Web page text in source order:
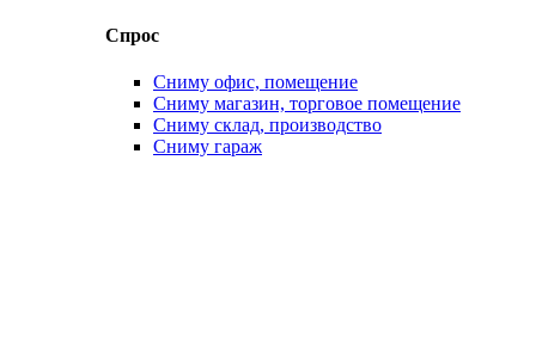
Спрос
Сниму офис, помещение
Сниму магазин, торговое помещение
Сниму склад, производство
Сниму гараж